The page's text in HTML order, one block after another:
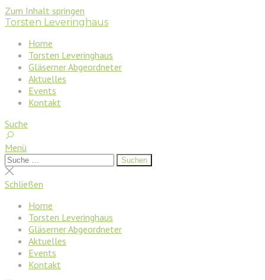
Zum Inhalt springen
Torsten Leveringhaus
Home
Torsten Leveringhaus
Gläserner Abgeordneter
Aktuelles
Events
Kontakt
Suche
Menü
Suchen
nach:
Suchen
Suche
schließen
Schließen
Home
Torsten Leveringhaus
Gläserner Abgeordneter
Aktuelles
Events
Kontakt